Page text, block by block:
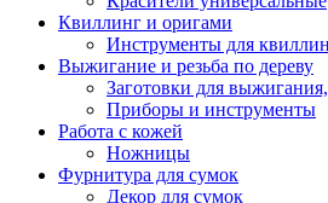
Квиллинг и оригами
Инструменты для
Выжигание и резьба по дереву
Заготовки для
Приборы и инструменты
Работа с кожей
Ножницы
Фурнитура для сумок
Декор для сумок